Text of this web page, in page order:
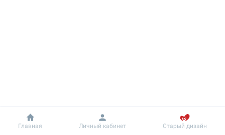
Добробут Информация
Главная Личный кабинет Старый дизайн